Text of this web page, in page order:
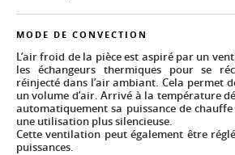
MODE DE CONVECTION
L’air froid de la pièce est aspiré par un
les échangeurs thermiques pour se
réinjecté dans l’air ambiant. Cela permet
un volume d’air. Arrivé à la température
automatiquement sa puissance de
une utilisation plus silencieuse.
Cette ventilation peut également être
puissances.